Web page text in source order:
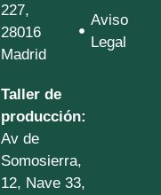
227,
28016
Madrid
Taller de
producción:
Av de
Somosierra,
12, Nave 33,
Aviso
Legal